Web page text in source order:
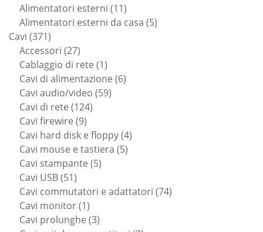
Alimentatori esterni 1111
prodotti
Alimentatori esterni da casa 55
Cavi 371371
prodotti
Accessori 2727
prodotti
Cablaggio di rete 11
prodotto
Cavi di alimentazione 66
Cavi audio/video 5959
Cavi di rete 124124
Cavi firewire 99
prodotti
Cavi hard disk e floppy 44
Cavi mouse e tastiera 55
Cavi stampante 55
Cavi USB 5151
prodotti
Cavi commutatori e adattatori 7474
Cavi monitor 11
prodotto
Cavi prolunghe 33